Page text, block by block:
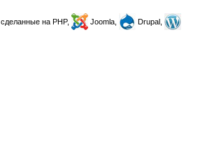
, сделанные на PHP, Joomla,
Drupal,